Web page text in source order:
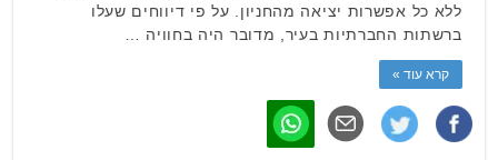
ללא כל אפשרות יציאה מהחניון. על פי דיווחים שעלו
ברשתות החברתיות בעיר, מדובר היה בחוויה …
קרא עוד »